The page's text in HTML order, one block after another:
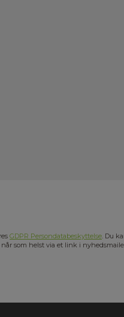
GDPR Persondatabeskyttelse. Du
som helst via et link i